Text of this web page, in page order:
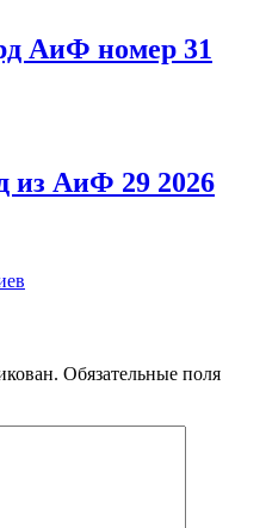
АиФ номер 31
из АиФ 29 2026
Обязательные поля